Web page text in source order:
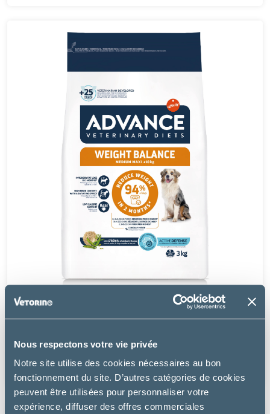
Nous respectons votre vie privée
Notre site utilise des cookies nécessaires au bon
fonctionnement du site. D’autres catégories de cookies
peuvent être utilisées pour personnaliser votre
expérience, diffuser des offres commerciales
27.49€